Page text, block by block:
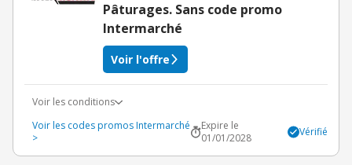
Pâturages. Sans code promo
Intermarché
Voir l'offre
Voir les conditions
Voir les codes promos Intermarché
>
Expire le
01/01/2028
Vérifié